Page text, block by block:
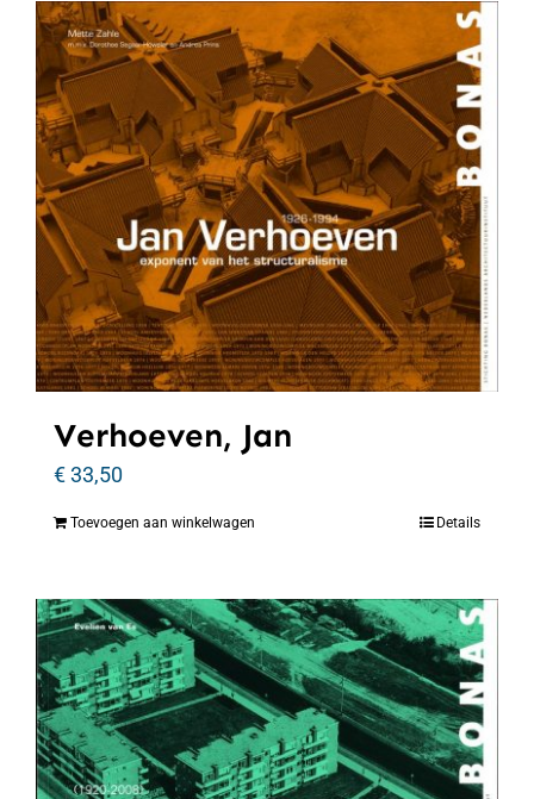
Verhoeven, Jan
€33,50
Toevoegen aan winkelwagen Details